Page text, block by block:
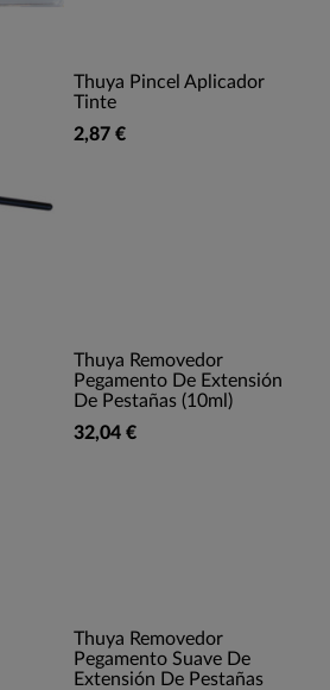
Thuya Pincel Aplicador
Tinte
2,87 €
Thuya Removedor
Pegamento De Extensión
De Pestañas (10ml)
32,04 €
Thuya Removedor
Pegamento Suave De
Extensión De Pestañas